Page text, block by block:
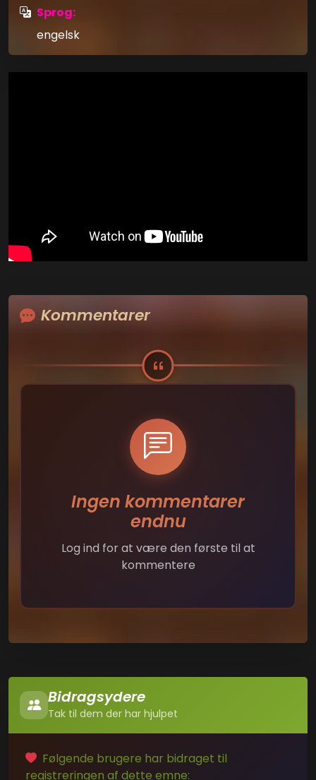
Sprog:
engelsk
Kommentarer
Ingen kommentarer
endnu
Log ind for at være den første til at
kommentere
Bidragsydere
Tak til dem der har hjulpet
Følgende brugere har bidraget til
registreringen af dette emne: